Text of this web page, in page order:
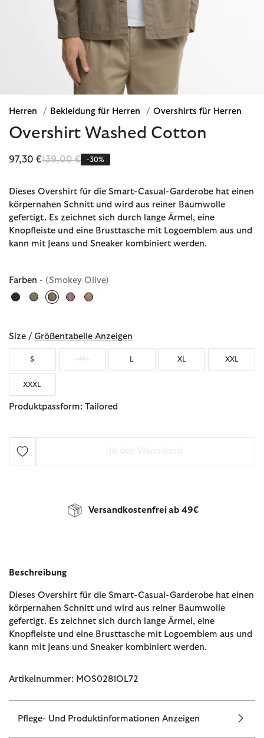
Herren / Bekleidung für Herren / Overshirts für Herren
Overshirt Washed Cotton
97,30 €Reduziert von
139,00 €bis-30%
Dieses Overshirt für die Smart-Casual-Garderobe hat einen
körpernahen Schnitt und wird aus reiner Baumwolle
gefertigt. Es zeichnet sich durch lange Ärmel, eine
Knopfleiste und eine Brusttasche mit Logoemblem aus und
kann mit Jeans und Sneaker kombiniert werden.
Farben - (Smokey Olive)
Size / Größentabelle Anzeigen
S M L XL XXL
XXXL
Produktpassform: Tailored
Versandkostenfrei ab 49€
Beschreibung
Dieses Overshirt für die Smart-Casual-Garderobe hat einen
körpernahen Schnitt und wird aus reiner Baumwolle
gefertigt. Es zeichnet sich durch lange Ärmel, eine
Knopfleiste und eine Brusttasche mit Logoemblem aus und
kann mit Jeans und Sneaker kombiniert werden.
Artikelnummer: MOS0281OL72
Pflege- Und Produktinformationen Anzeigen